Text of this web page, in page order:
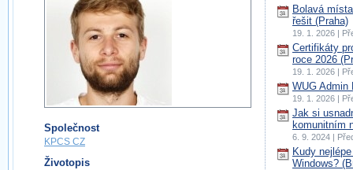
Společnost
KPCS CZ
Životopis
Bolavá
řešit (Praha)
19. 1. 2026 |
Certifikáty
roce 2026
19. 1. 2026 |
WUG Admin
19. 1. 2026 |
Jak si
komunitním
6. 9. 2024 |
Kudy
Windows?